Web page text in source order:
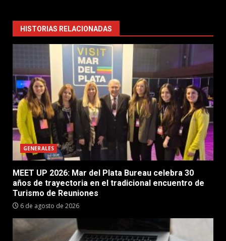
HISTORIAS RELACIONADAS
GENERALES
MEET UP 2026: Mar del Plata Bureau celebra 30
años de trayectoria en el tradicional encuentro de
Turismo de Reuniones
6 de agosto de 2026